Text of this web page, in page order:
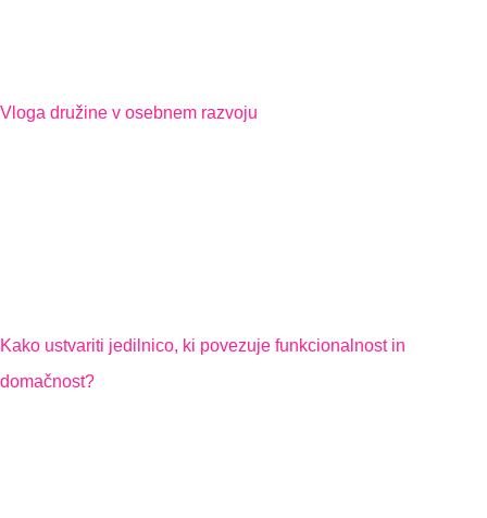
Vloga družine v osebnem razvoju
Kako ustvariti jedilnico, ki povezuje funkcionalnost in
domačnost?